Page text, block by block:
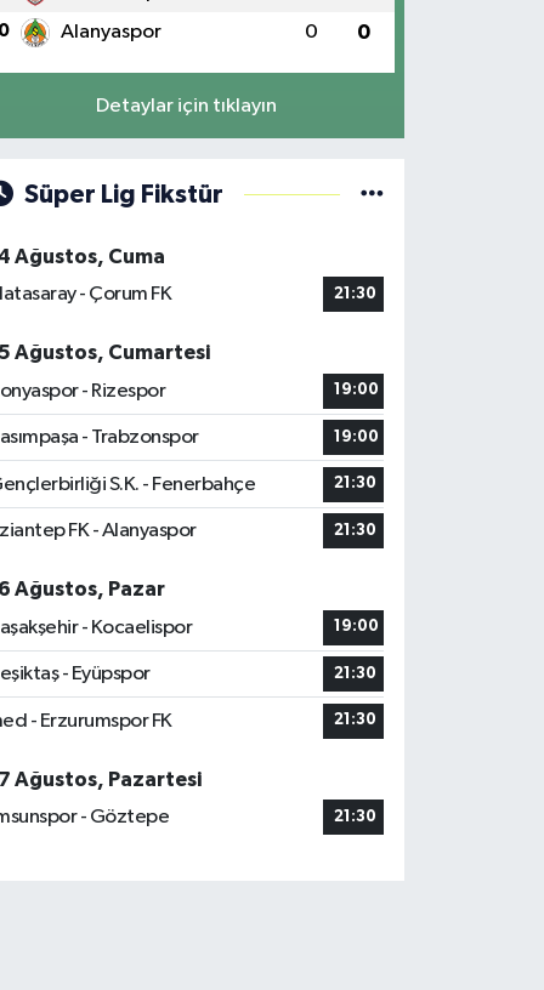
Alanyaspor 0 0
Detaylar için tıklayın
Süper Lig Fikstür
Ağustos, Cuma
- Çorum FK
21:30
Ağustos, Cumartesi
- Rizespor
19:00
- Trabzonspor 19:00
S.K. - Fenerbahçe 21:30
FK - Alanyaspor 21:30
Ağustos, Pazar
- Kocaelispor
19:00
- Eyüpspor 21:30
- Erzurumspor FK 21:30
Ağustos, Pazartesi
- Göztepe
21:30